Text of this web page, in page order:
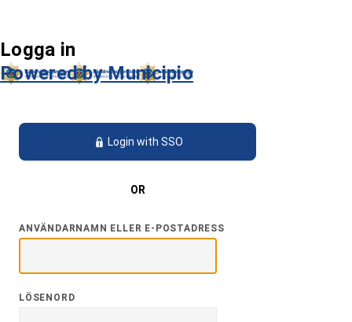
Logga in
Powered by Municipio
Login with SSO
OR
ANVÄNDARNAMN ELLER E-POSTADRESS
LÖSENORD